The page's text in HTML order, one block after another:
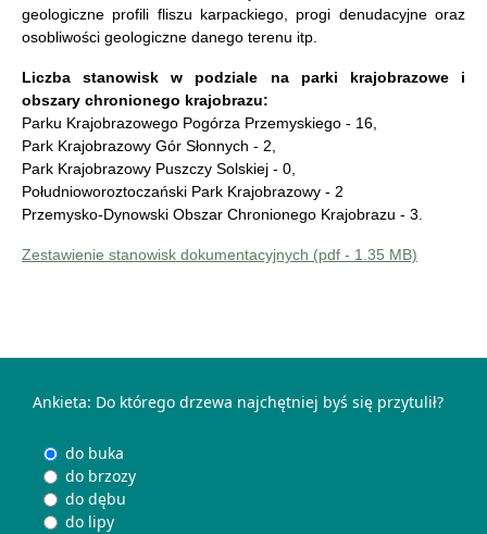
geologiczne profili fliszu karpackiego, progi denudacyjne oraz
osobliwości geologiczne danego terenu itp.
Liczba stanowisk w podziale na parki krajobrazowe i
obszary chronionego krajobrazu:
Parku Krajobrazowego Pogórza Przemyskiego - 16,
Park Krajobrazowy Gór Słonnych - 2,
Park Krajobrazowy Puszczy Solskiej - 0,
Południoworoztoczański Park Krajobrazowy - 2
Przemysko-Dynowski Obszar Chronionego Krajobrazu - 3.
Zestawienie stanowisk dokumentacyjnych (pdf - 1.35 MB)
Ankieta: Do którego drzewa najchętniej byś się przytulił?
do buka
do brzozy
do dębu
do lipy